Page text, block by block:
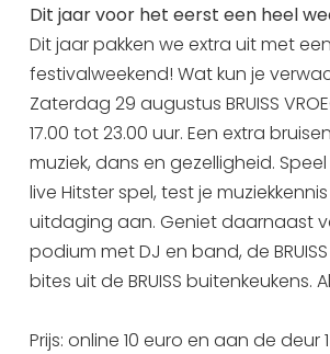
Dit jaar voor het eerst een heel
Dit jaar pakken we extra uit met
festivalweekend! Wat kun je
Zaterdag 29 augustus BRUISS
17.00 tot 23.00 uur. Een extra
muziek, dans en gezelligheid.
live Hitster spel, test je
uitdaging aan. Geniet daarnaast
podium met DJ en band, de
bites uit de BRUISS buitenkeukens.
Prijs: online 10 euro en aan de deur